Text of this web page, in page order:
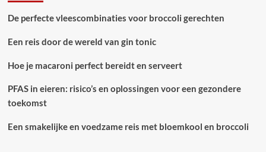
De perfecte vleescombinaties voor broccoli gerechten
Een reis door de wereld van gin tonic
Hoe je macaroni perfect bereidt en serveert
PFAS in eieren: risico’s en oplossingen voor een gezondere
toekomst
Een smakelijke en voedzame reis met bloemkool en broccoli